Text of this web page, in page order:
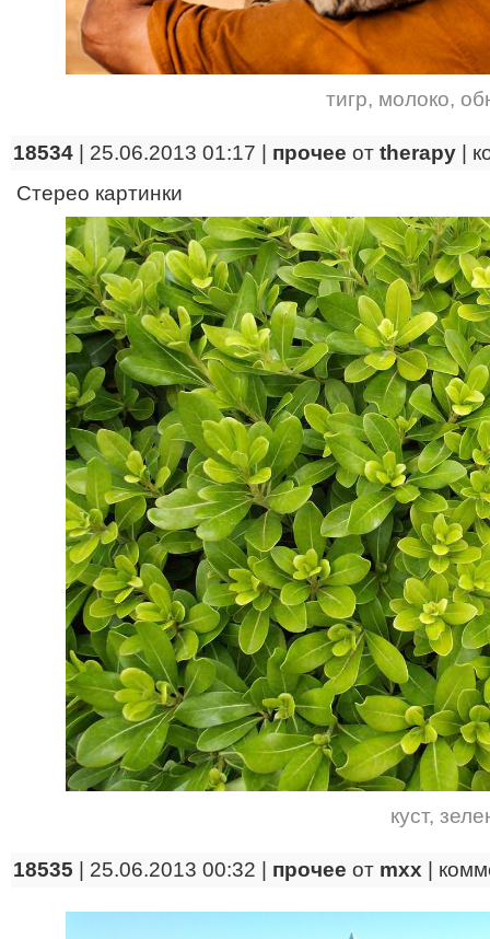
тигр, молоко,
18534 | 25.06.2013 01:17 | прочее от therapy
Стерео картинки
куст,
18535 | 25.06.2013 00:32 | прочее от mxx